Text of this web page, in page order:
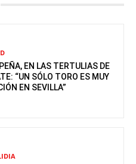
EN LAS TERTULIAS DE
“UN SÓLO TORO ES MUY
EN SEVILLA”